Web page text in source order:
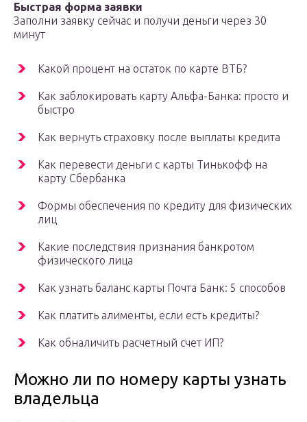
Быстрая форма заявки
Заполни заявку сейчас и получи деньги через 30
минут
Какой процент на остаток по карте ВТБ?
Как заблокировать карту Альфа-Банка: просто и
быстро
Как вернуть страховку после выплаты кредита
Как перевести деньги с карты Тинькофф на
карту Сбербанка
Формы обеспечения по кредиту для физических
лиц
Какие последствия признания банкротом
физического лица
Как узнать баланс карты Почта Банк: 5 способов
Как платить алименты, если есть кредиты?
Как обналичить расчетный счет ИП?
Можно ли по номеру карты узнать
владельца